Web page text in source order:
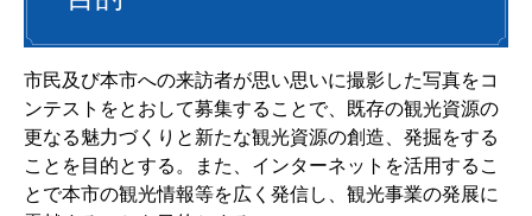
市民及び本市への来訪者が思い思いに撮影した写真をコ
ンテストをとおして募集することで、既存の観光資源の
更なる魅力づくりと新たな観光資源の創造、発掘をする
ことを目的とする。また、インターネットを活用するこ
とで本市の観光情報等を広く発信し、観光事業の発展に